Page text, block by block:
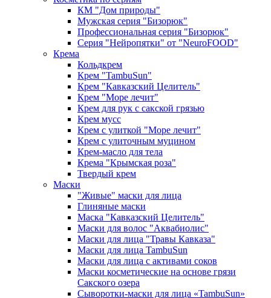
КМ "Дом природы"
Мужская серия "Бизорюк"
Профессиональная серия "Бизорюк"
Серия "Нейропятки" от "NeuroFOOD"
Крема
Кольдкрем
Крем "TambuSun"
Крем "Кавказский Целитель"
Крем "Море лечит"
Крем для рук с сакской грязью
Крем мусс
Крем с улиткой "Море лечит"
Крем с улиточным муцином
Крем-масло для тела
Крема "Крымская роза"
Твердый крем
Маски
"Живые" маски для лица
Глиняные маски
Маска "Кавказский Целитель"
Маски для волос "Аквабиолис"
Маски для лица "Травы Кавказа"
Маски для лица TambuSun
Маски для лица с активами соков
Маски косметические на основе грязи
Сакского озера
Сыворотки-маски для лица «TambuSun»